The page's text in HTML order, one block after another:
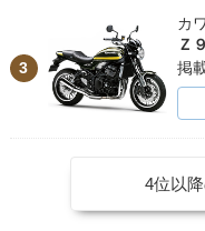
3
カ
Ｚ
掲
4位以